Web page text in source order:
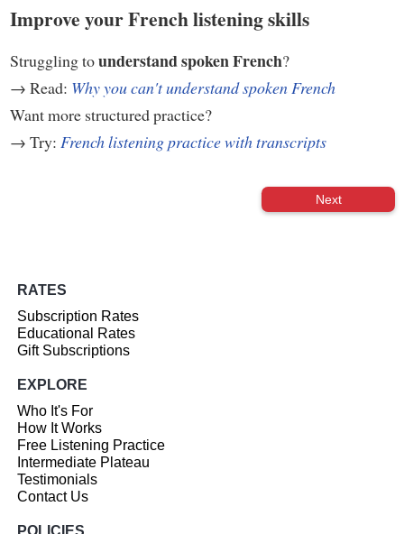
Improve your French listening skills
Struggling tounderstand spoken French?
→ Read: Why you can't understand spoken French
Want more structured practice?
→ Try: French listening practice with transcripts
Next
RATES
Subscription Rates
Educational Rates
Gift Subscriptions
EXPLORE
Who It's For
How It Works
Free Listening Practice
Intermediate Plateau
Testimonials
Contact Us
POLICIES